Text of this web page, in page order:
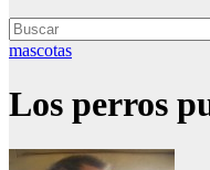
mascotas
Los perros